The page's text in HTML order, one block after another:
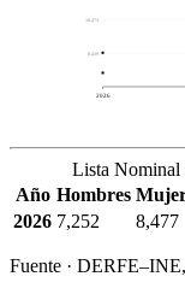
8,439
10,473
2026
Lista Nominal
Año Hombres
2026 7,252 8,477
Fuente ·